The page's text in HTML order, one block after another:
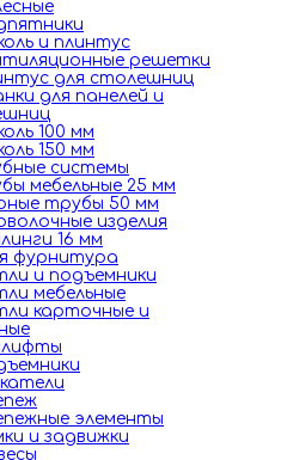
и плинтус
решетки
для столешниц
для панелей и
100 мм
150 мм
системы
мебельные 25 мм
трубы 50 мм
изделия
16 мм
фурнитура
и подъемники
мебельные
карточные и
элементы
и задвижки